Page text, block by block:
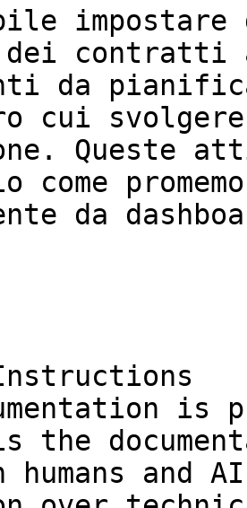
impostare
dei
da
cui
Queste
come
da
is
the
and